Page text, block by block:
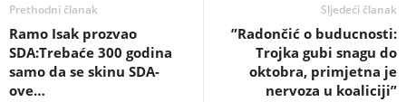
Prethodni članak
Ramo Isak prozvao
SDA:Trebaće 300 godina
samo da se skinu SDA-
ove…
Sljedeći članak
​”Radončić o buducnosti:
Trojka gubi snagu do
oktobra, primjetna je
nervoza u koaliciji”